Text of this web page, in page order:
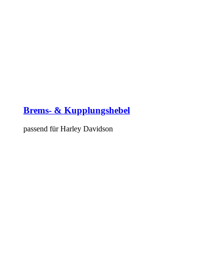
Brems- & Kupplungshebel
passend für Harley Davidson